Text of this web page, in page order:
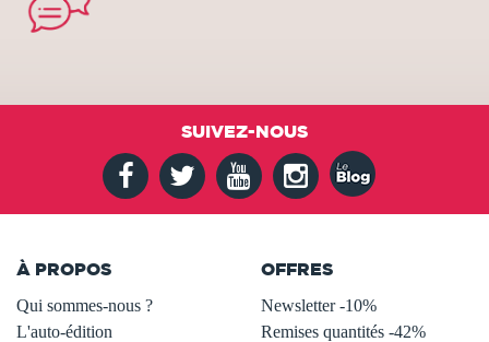
SUIVEZ-NOUS
À PROPOS
Qui sommes-nous ?
L'auto-édition
OFFRES
Newsletter -10%
Remises quantités -42%